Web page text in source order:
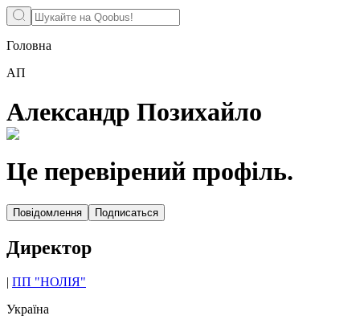
Головна
АП
Александр Позихайло
Це перевірений профіль.
Повідомлення Подписаться
Директор
| ПП "НОЛІЯ"
Україна